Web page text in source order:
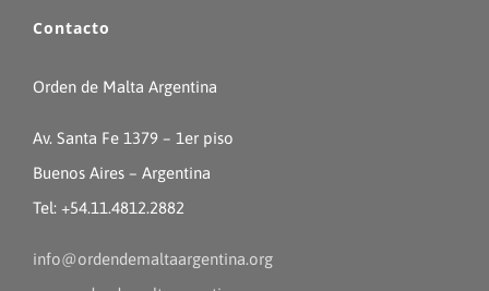
Contacto
Orden de Malta Argentina
Av. Santa Fe 1379 – 1er piso
Buenos Aires – Argentina
Tel: +54.11.4812.2882
info@ordendemaltaargentina.org